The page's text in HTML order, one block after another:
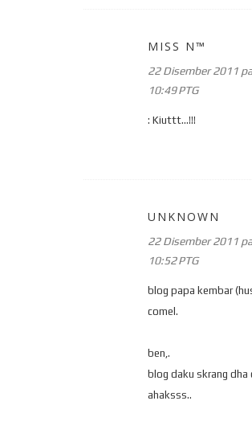
MISS N™
22 Disember 2011
10:49 PTG
: Kiuttt...!!!
UNKNOWN
22 Disember 2011
10:52 PTG
blog papa kembar
comel.
ben,.
blog daku skrang dha
ahaksss..